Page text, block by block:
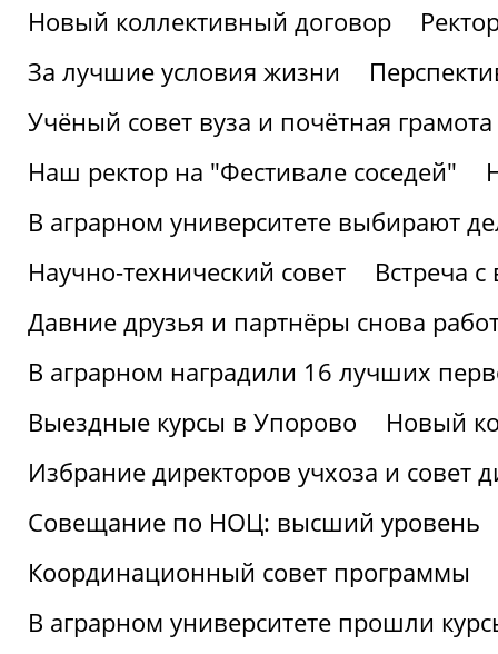
Новый коллективный договор
За лучшие условия жизни
Учёный совет вуза и почётная
Наш ректор на "Фестивале соседей"
В аграрном университете выбирают
Научно-технический совет
Встреча
Давние друзья и партнёры снова
В аграрном наградили 16 лучших
Выездные курсы в Упорово
Новый
Избрание директоров учхоза и совет
Совещание по НОЦ: высший уровень
Координационный совет программы
В аграрном университете прошли